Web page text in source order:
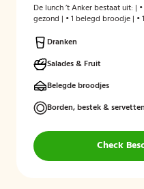
De lunch ’t Anker bestaat uit: |
gezond | • 1 belegd broodje |
Dranken
Salades & Fruit
Belegde broodjes
Borden, bestek & servetten
Check